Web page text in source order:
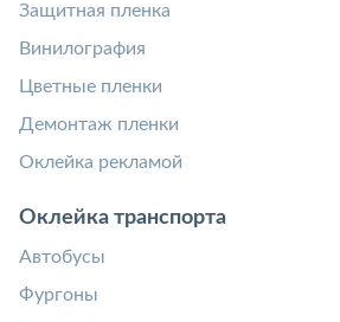
Защитная пленка
Винилография
Цветные пленки
Демонтаж пленки
Оклейка рекламой
Оклейка транспорта
Автобусы
Фургоны